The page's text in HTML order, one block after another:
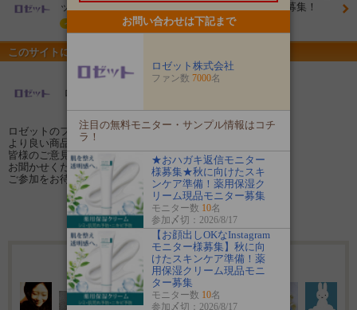
ットゴマージュ ピールマスクのモニター100名様募集！
イベント
このサイトについて
ロゼット株式会社のファンサイト
ロゼットのファンサイトへようこそ！
より良い商品開発や情報発信のために、
皆様のご意見やご感想を
お聞かせください☆
ご参加をお待ちしております♪
ファン登録する
7000名のファンが登録しています
お問い合わせは下記まで
ロゼット株式会社
ファン数 7000名
注目の無料モニター・サンプル情報はコチ
ラ！
★おハガキ返信モニター
様募集★秋に向けたスキ
ンケア準備！薬用保湿ク
リーム現品モニター募集
モニター数 10名
参加〆切：2026/8/17
【お顔出しOKなInstagram
モニター様募集】秋に向
けたスキンケア準備！薬
用保湿クリーム現品モニ
ター募集
モニター数 10名
参加〆切：2026/8/17